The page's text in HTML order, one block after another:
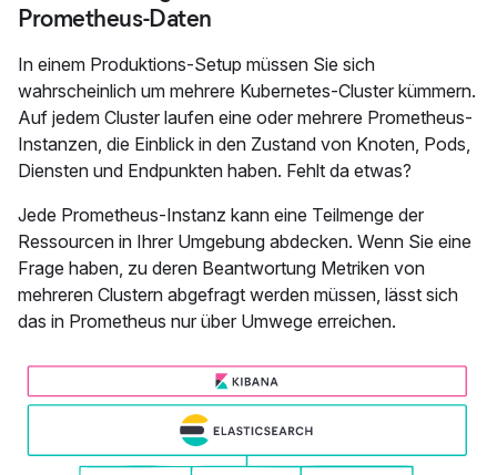
Prometheus-Daten
In einem Produktions-Setup müssen Sie sich
wahrscheinlich um mehrere Kubernetes-Cluster kümmern.
Auf jedem Cluster laufen eine oder mehrere Prometheus-
Instanzen, die Einblick in den Zustand von Knoten, Pods,
Diensten und Endpunkten haben. Fehlt da etwas?
Jede Prometheus-Instanz kann eine Teilmenge der
Ressourcen in Ihrer Umgebung abdecken. Wenn Sie eine
Frage haben, zu deren Beantwortung Metriken von
mehreren Clustern abgefragt werden müssen, lässt sich
das in Prometheus nur über Umwege erreichen.